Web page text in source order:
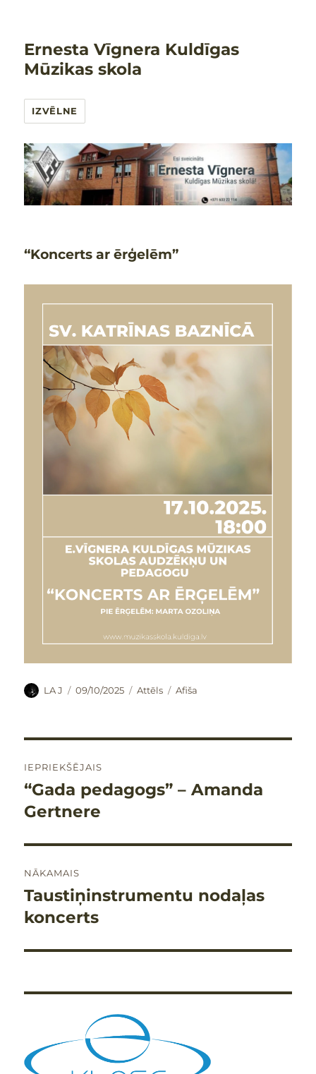
Ernesta Vīgnera Kuldīgas
Mūzikas skola
IZVĒLNE
“Koncerts ar ērģelēm”
Autors
LA J Publicēts
09/10/2025 Formāts
Attēls Kategorijas
Afiša
izvēlne
IEPRIEKŠĒJAIS
Iepriekšējais
raksts:
“Gada pedagogs” – Amanda
Gertnere
NĀKAMAIS
Nākamais
raksts:
Taustiņinstrumentu nodaļas
koncerts